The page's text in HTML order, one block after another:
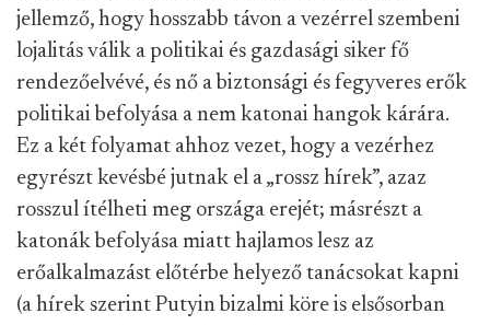
jellemző, hogy hosszabb távon a vezérrel szembeni
lojalitás válik a politikai és gazdasági siker fő
rendezőelvévé, és nő a biztonsági és fegyveres erők
politikai befolyása a nem katonai hangok kárára.
Ez a két folyamat ahhoz vezet, hogy a vezérhez
egyrészt kevésbé jutnak el a „rossz hírek”, azaz
rosszul ítélheti meg országa erejét; másrészt a
katonák befolyása miatt hajlamos lesz az
erőalkalmazást előtérbe helyező tanácsokat kapni
(a hírek szerint Putyin bizalmi köre is elsősorban